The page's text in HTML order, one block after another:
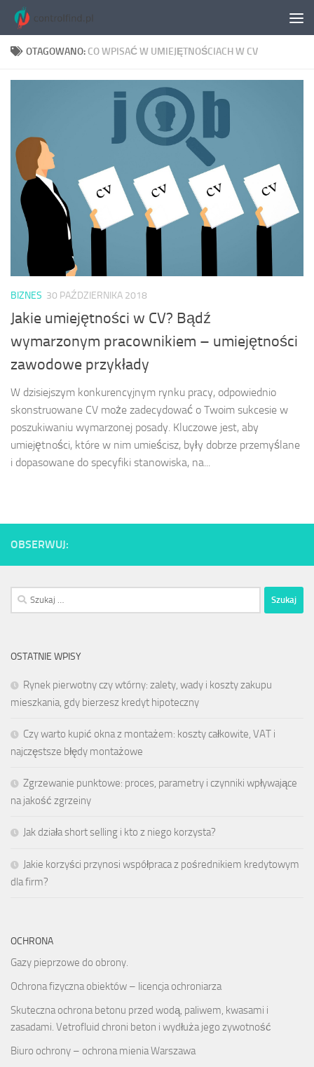
Skip to content
OTAGOWANO: CO WPISAĆ W UMIEJĘTNOŚCIACH W CV
BIZNES 30 PAŹDZIERNIKA 2018
Jakie umiejętności w CV? Bądź
wymarzonym pracownikiem – umiejętności
zawodowe przykłady
W dzisiejszym konkurencyjnym rynku pracy, odpowiednio
skonstruowane CV może zadecydować o Twoim sukcesie w
poszukiwaniu wymarzonej posady. Kluczowe jest, aby
umiejętności, które w nim umieścisz, były dobrze przemyślane
i dopasowane do specyfiki stanowiska, na...
OBSERWUJ:
Szukaj:
OSTATNIE WPISY
Rynek pierwotny czy wtórny: zalety, wady i koszty zakupu
mieszkania, gdy bierzesz kredyt hipoteczny
Czy warto kupić okna z montażem: koszty całkowite, VAT i
najczęstsze błędy montażowe
Zgrzewanie punktowe: proces, parametry i czynniki wpływające
na jakość zgrzeiny
Jak działa short selling i kto z niego korzysta?
Jakie korzyści przynosi współpraca z pośrednikiem kredytowym
dla firm?
OCHRONA
Gazy pieprzowe do obrony.
Ochrona fizyczna obiektów – licencja ochroniarza
Skutecznaochrona betonu przed wodą, paliwem, kwasami i
zasadami. Vetrofluid chroni beton i wydłuża jego zywotność
Biuro ochrony – ochrona mienia Warszawa